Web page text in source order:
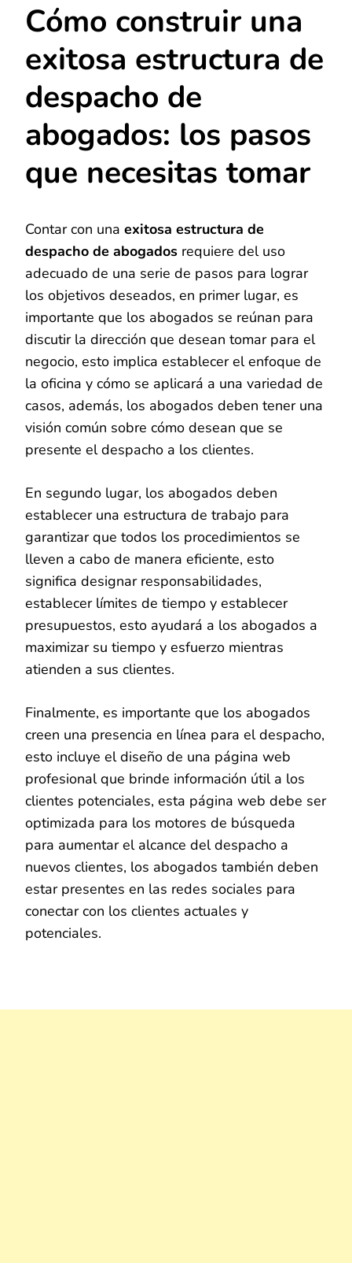
Cómo construir una
exitosa estructura de
despacho de
abogados: los pasos
que necesitas tomar
Contar con una exitosa estructura de
despacho de abogados requiere del uso
adecuado de una serie de pasos para lograr
los objetivos deseados, en primer lugar, es
importante que los abogados se reúnan para
discutir la dirección que desean tomar para el
negocio, esto implica establecer el enfoque de
la oficina y cómo se aplicará a una variedad de
casos, además, los abogados deben tener una
visión común sobre cómo desean que se
presente el despacho a los clientes.
En segundo lugar, los abogados deben
establecer una estructura de trabajo para
garantizar que todos los procedimientos se
lleven a cabo de manera eficiente, esto
significa designar responsabilidades,
establecer límites de tiempo y establecer
presupuestos, esto ayudará a los abogados a
maximizar su tiempo y esfuerzo mientras
atienden a sus clientes.
Finalmente, es importante que los abogados
creen una presencia en línea para el despacho,
esto incluye el diseño de una página web
profesional que brinde información útil a los
clientes potenciales, esta página web debe ser
optimizada para los motores de búsqueda
para aumentar el alcance del despacho a
nuevos clientes, los abogados también deben
estar presentes en las redes sociales para
conectar con los clientes actuales y
potenciales.